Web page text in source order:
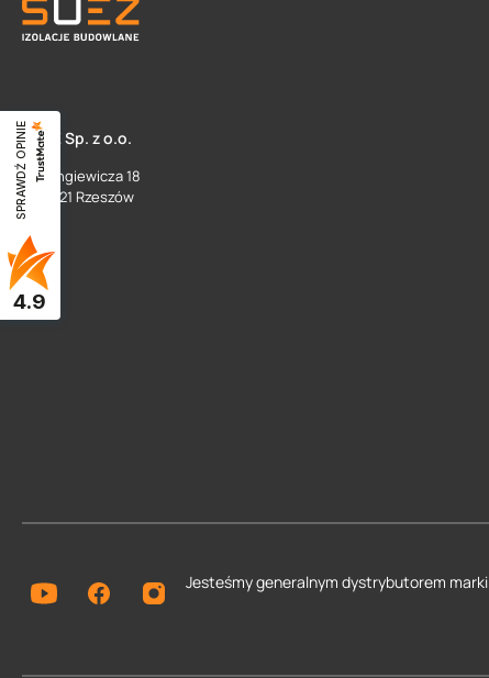
SUEZ Sp. z o.o.
ul. Langiewicza 18
35 - 021 Rzeszów
Jesteśmy generalnym dystrybutorem marki
SPRAWDŹ OPINIE
4.9